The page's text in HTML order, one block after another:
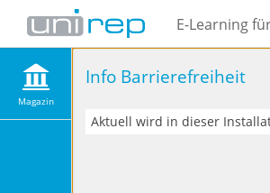
E-Learning
Magazin
Info Barrierefreiheit
Aktuell wird in dieser